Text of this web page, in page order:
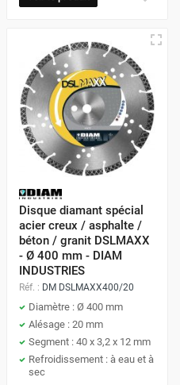
Disque diamant spécial
acier creux / asphalte /
béton / granit DSLMAXX
- Ø 400 mm - DIAM
INDUSTRIES
Réf. : DM DSLMAXX400/20
Diamètre : Ø 400 mm
Alésage : 20 mm
Segment : 40 x 3,2 x 12 mm
Refroidissement : à eau et à
sec